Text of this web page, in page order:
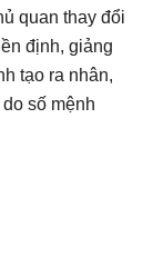
quan thay đổi
định, giảng
tạo ra nhân,
số mệnh